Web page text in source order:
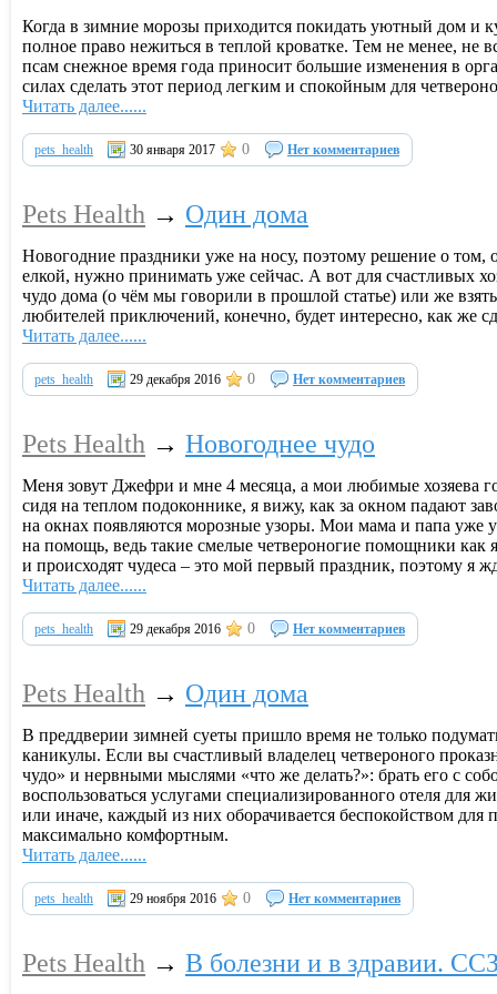
Когда в зимние морозы приходится покидать уютный дом и
полное право нежиться в теплой кроватке. Тем не менее,
псам снежное время года приносит большие изменения в
силах сделать этот период легким и спокойным для
Читать далее......
pets_health 30 января 2017 0 Нет комментариев
Pets Health → Один дома
Новогодние праздники уже на носу, поэтому решение о том,
елкой, нужно принимать уже сейчас. А вот для счастливых
чудо дома (о чём мы говорили в прошлой статье) или же
любителей приключений, конечно, будет интересно, как же
Читать далее......
pets_health 29 декабря 2016 0 Нет комментариев
Pets Health → Новогоднее чудо
Меня зовут Джефри и мне 4 месяца, а мои любимые хозяева
сидя на теплом подоконнике, я вижу, как за окном падают
на окнах появляются морозные узоры. Мои мама и папа уже
на помощь, ведь такие смелые четвероногие помощники
и происходят чудеса – это мой первый праздник, поэтому я
Читать далее......
pets_health 29 декабря 2016 0 Нет комментариев
Pets Health → Один дома
В преддверии зимней суеты пришло время не только
каникулы. Если вы счастливый владелец четвероного
чудо» и нервными мыслями «что же делать?»: брать его с
воспользоваться услугами специализированного отеля для
или иначе, каждый из них оборачивается беспокойством для
максимально комфортным.
Читать далее......
pets_health 29 ноября 2016 0 Нет комментариев
Pets Health → В болезни и в здравии.